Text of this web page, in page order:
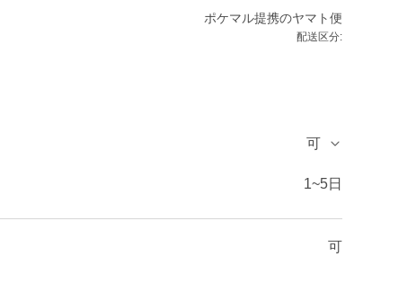
ポケマル提携のヤマト便
配送区分:
可
1~5日
可